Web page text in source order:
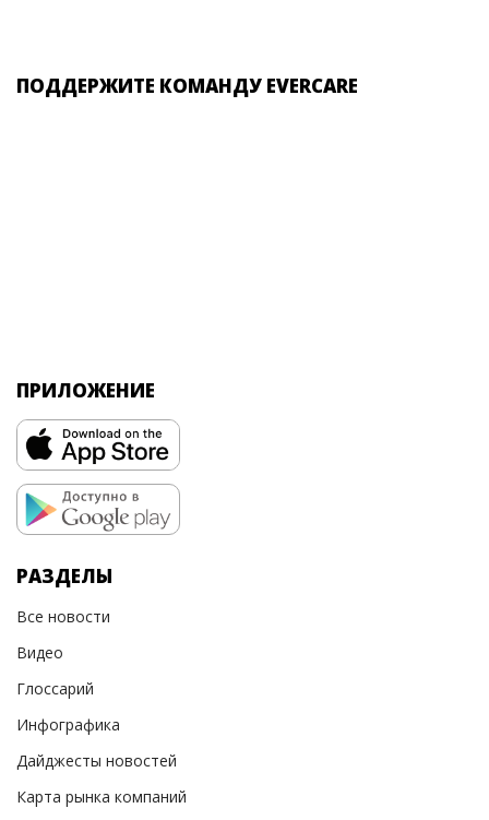
ПОДДЕРЖИТЕ КОМАНДУ EVERCARE
ПРИЛОЖЕНИЕ
РАЗДЕЛЫ
Все новости
Видео
Глоссарий
Инфографика
Дайджесты новостей
Карта рынка компаний